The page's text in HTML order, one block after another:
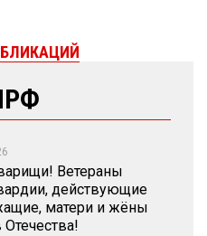
Ветераны
действующие
матери и жёны